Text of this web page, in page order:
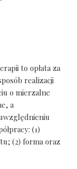
to opłata za
realizacji
o mierzalne
a
(1)
(2) forma oraz